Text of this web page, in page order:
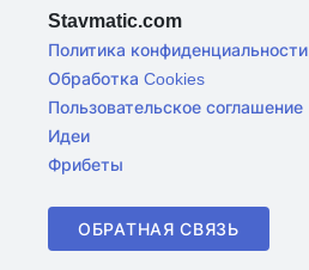
Stavmatic.com
Политика конфиденциальности
Обработка Cookies
Пользовательское соглашение
Идеи
Фрибеты
ОБРАТНАЯ СВЯЗЬ